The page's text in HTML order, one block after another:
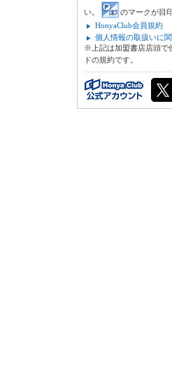
い。
のマークが目
HonyaClub会員規約
個人情報の取扱いに
※上記は加盟書店店頭で
ドの規約です。